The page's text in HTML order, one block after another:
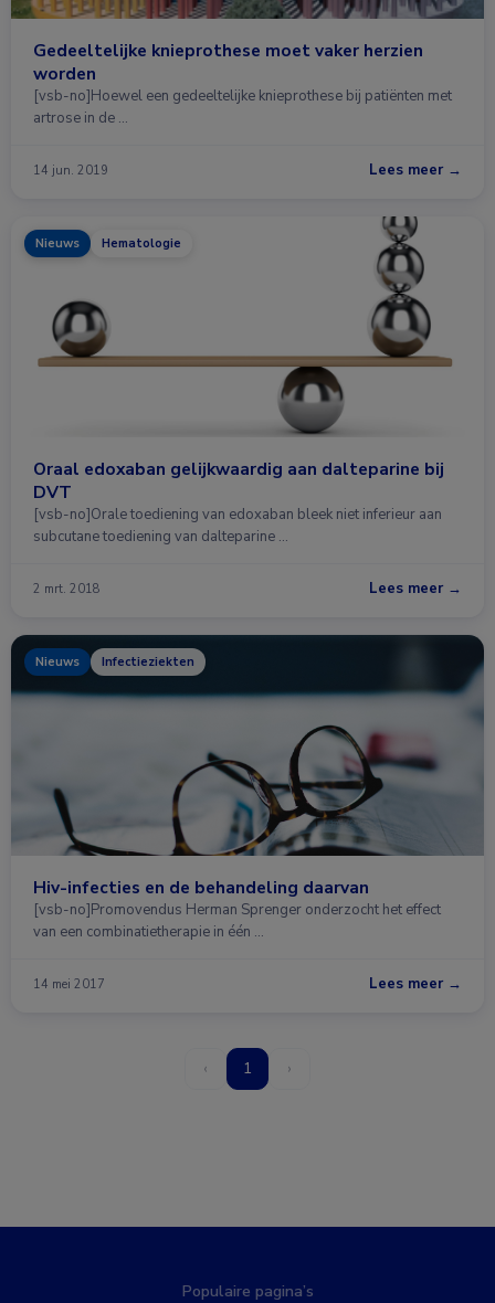
Gedeeltelijke knieprothese moet vaker herzien
worden
[vsb-no]Hoewel een gedeeltelijke knieprothese bij patiënten met
artrose in de …
14 jun. 2019 Lees meer →
Nieuws Hematologie
Oraal edoxaban gelijkwaardig aan dalteparine bij
DVT
[vsb-no]Orale toediening van edoxaban bleek niet inferieur aan
subcutane toediening van dalteparine …
2 mrt. 2018 Lees meer →
Nieuws Infectieziekten
Hiv-infecties en de behandeling daarvan
[vsb-no]Promovendus Herman Sprenger onderzocht het effect
van een combinatietherapie in één …
14 mei 2017 Lees meer →
‹ 1 ›
Populaire pagina’s